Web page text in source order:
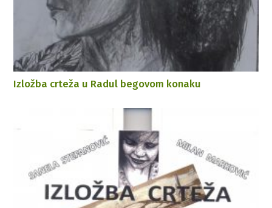
Izložba crteža u Radul begovom konaku